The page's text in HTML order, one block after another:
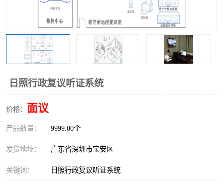
日照行政复议听证系统
价格： 面议
产品数量： 9999.00个
发货地址： 广东省深圳市宝安区
关键词： 日照行政复议听证系统